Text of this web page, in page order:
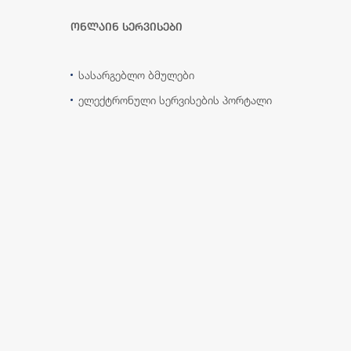
ონლაინ სერვისები
სასარგებლო ბმულები
ელექტრონული სერვისების პორტალი